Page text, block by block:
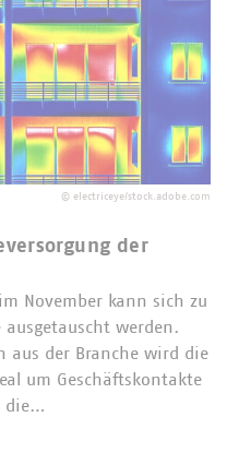
© electriceye/stock.adobe.com
der
November kann sich zu
ausgetauscht werden.
aus der Branche wird die
um Geschäftskontakte
die…